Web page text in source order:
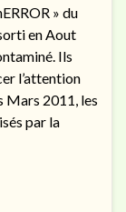
» du
en Aout
Ils
l’attention
Mars 2011, les
par la